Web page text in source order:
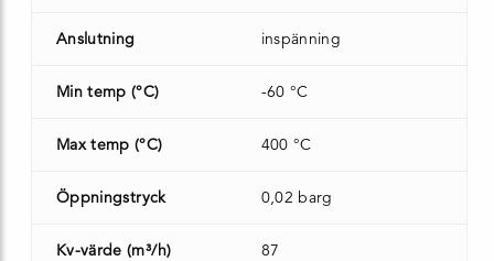
Anslutning inspänning
Min temp (°C) -60 °C
Max temp (°C) 400 °C
Öppningstryck 0,02 barg
Kv-värde (m³/h) 87